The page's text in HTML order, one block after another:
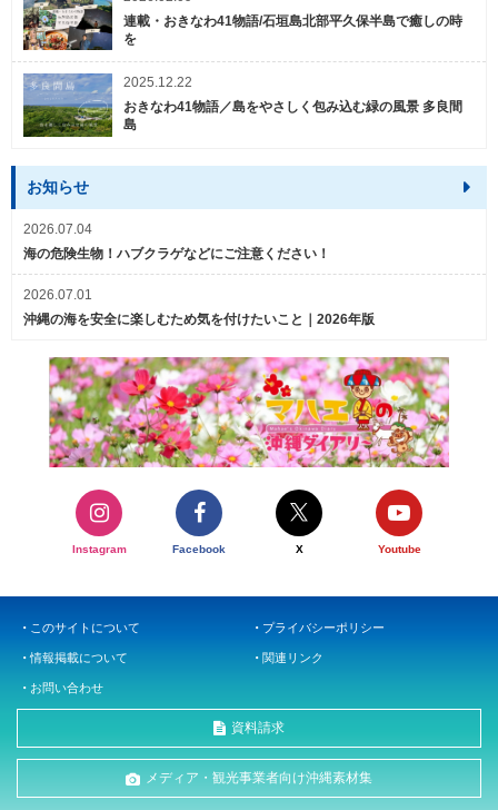
連載・おきなわ41物語/石垣島北部平久保半島で癒しの時
を
2025.12.22
おきなわ41物語／島をやさしく包み込む緑の風景 多良間
島
お知らせ
2026.07.04
海の危険生物！ハブクラゲなどにご注意ください！
2026.07.01
沖縄の海を安全に楽しむため気を付けたいこと｜2026年版
Instagram Facebook X Youtube
このサイトについて プライバシーポリシー
情報掲載について 関連リンク
お問い合わせ
資料請求
メディア・観光事業者向け沖縄素材集